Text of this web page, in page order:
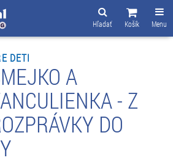
Menu
Košík
Hľadať
DETI
A
- Z
DO